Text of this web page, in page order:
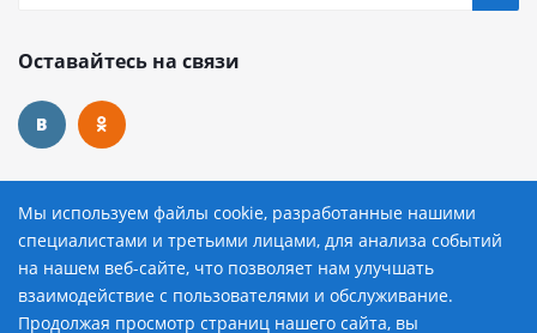
Оставайтесь на связи
Наши контакты
8 (800) 222-72-84
avtopilot@avtopilot-ekat.ru
Мы используем файлы cookie, разработанные нашими
специалистами и третьими лицами, для анализа событий
на нашем веб-сайте, что позволяет нам улучшать
взаимодействие с пользователями и обслуживание.
Продолжая просмотр страниц нашего сайта, вы